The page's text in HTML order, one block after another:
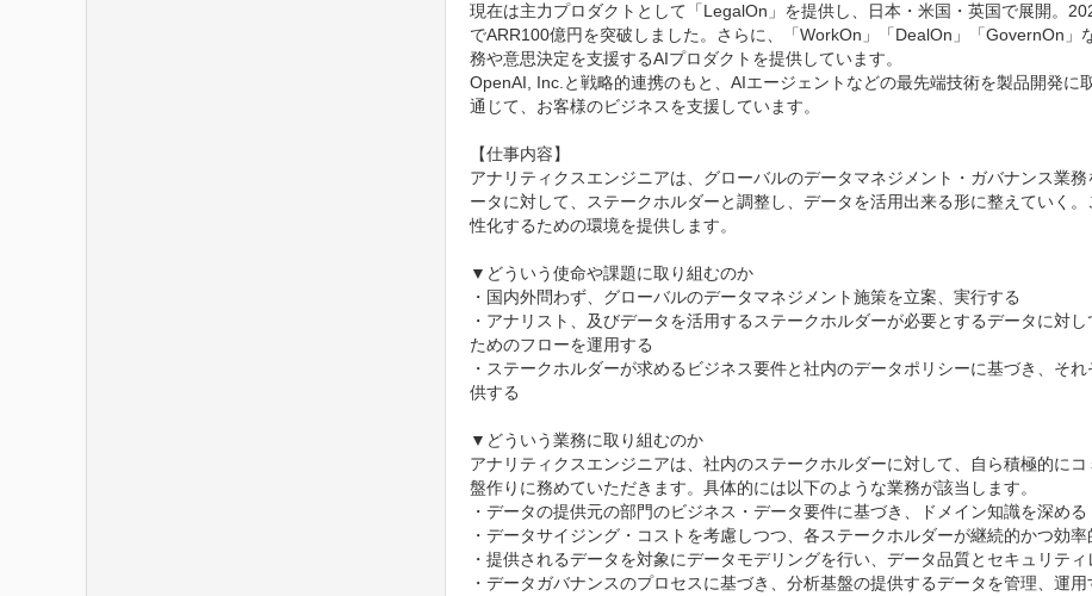
現在は主力プロダクトとして「LegalOn」を提供し、日本・米国・英国で展開。
でARR100億円を突破しました。さらに、「WorkOn」「DealOn」「GovernOn
務や意思決定を支援するAIプロダクトを提供しています。
OpenAI, Inc.と戦略的連携のもと、AIエージェントなどの最先端技術を製品開発に
通じて、お客様のビジネスを支援しています。
【仕事内容】
アナリティクスエンジニアは、グローバルのデータマネジメント・ガバナンス業
ータに対して、ステークホルダーと調整し、データを活用出来る形に整えていく
性化するための環境を提供します。
▼どういう使命や課題に取り組むのか
・国内外問わず、グローバルのデータマネジメント施策を立案、実行する
・アナリスト、及びデータを活用するステークホルダーが必要とするデータに対
ためのフローを運用する
・ステークホルダーが求めるビジネス要件と社内のデータポリシーに基づき、そ
供する
▼どういう業務に取り組むのか
アナリティクスエンジニアは、社内のステークホルダーに対して、自ら積極的に
盤作りに務めていただきます。具体的には以下のような業務が該当します。
・データの提供元の部門のビジネス・データ要件に基づき、ドメイン知識を深める
・データサイジング・コストを考慮しつつ、各ステークホルダーが継続的かつ効
・提供されるデータを対象にデータモデリングを行い、データ品質とセキュリテ
・データガバナンスのプロセスに基づき、分析基盤の提供するデータを管理、運用